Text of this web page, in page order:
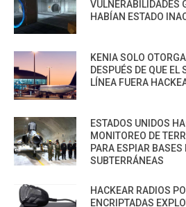
VULNERABILIDADES
HABÍAN ESTADO
KENIA SOLO
DESPUÉS DE QUE EL
LÍNEA FUERA
ESTADOS UNIDOS
MONITOREO DE
PARA ESPIAR BASES
SUBTERRÁNEAS
HACKEAR RADIOS
ENCRIPTADAS